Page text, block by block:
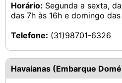
Horário: Segunda a sexta,
das 7h às 16h e domingo das
Telefone: (31)98701-6326
Havaianas (Embarque